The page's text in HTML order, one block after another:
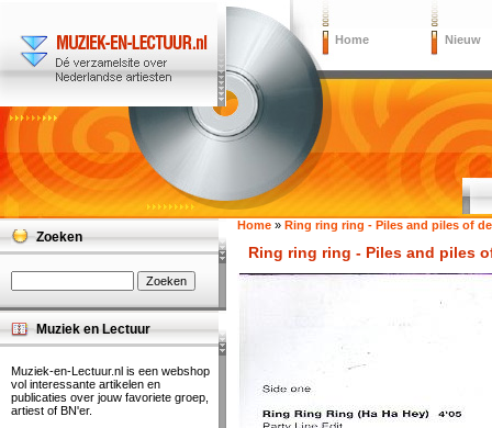
Home Nieuw
Home » Ring ring ring - Piles and piles of
Ring ring ring - Piles and piles
Zoeken
Muziek en Lectuur
Muziek-en-Lectuur.nl is een webshop
vol interessante artikelen en
publicaties over jouw favoriete groep,
artiest of BN'er.